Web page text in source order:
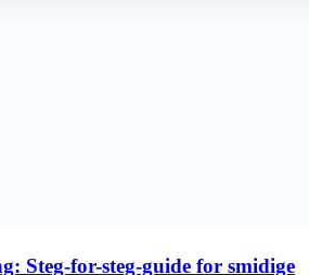
Steg-for-steg-guide for smidige